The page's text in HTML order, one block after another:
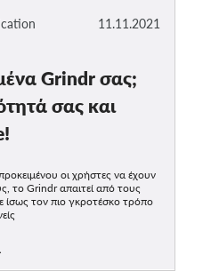
11.11.2021
Grindr σας;
σας και
οι χρήστες να έχουν
το Grindr απαιτεί από τους
ίσως τον πιο γκροτέσκο τρόπο